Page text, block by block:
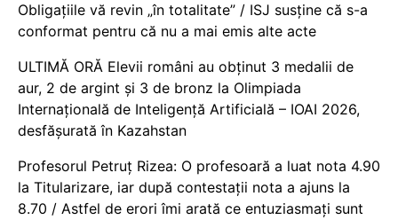
Obligațiile vă revin „în totalitate” / ISJ susține că s-a
conformat pentru că nu a mai emis alte acte
ULTIMĂ ORĂ Elevii români au obținut 3 medalii de
aur, 2 de argint și 3 de bronz la Olimpiada
Internațională de Inteligență Artificială – IOAI 2026,
desfășurată în Kazahstan
Profesorul Petruț Rizea: O profesoară a luat nota 4.90
la Titularizare, iar după contestații nota a ajuns la
8.70 / Astfel de erori îmi arată ce entuziasmați sunt